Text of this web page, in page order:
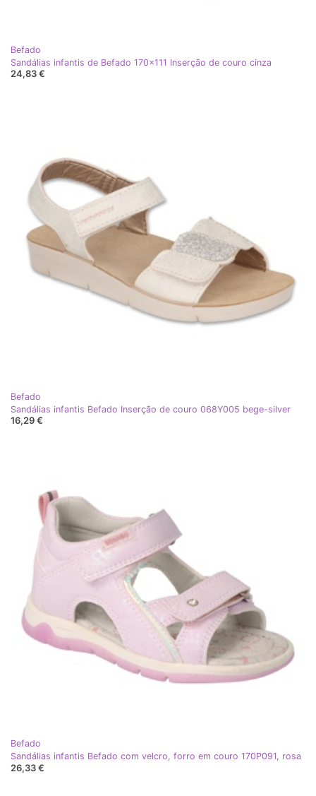
Befado
Sandálias infantis de Befado 170x111 Inserção de couro cinza
24,83 €
Befado
Sandálias infantis Befado Inserção de couro 068Y005 bege-silver
16,29 €
Befado
Sandálias infantis Befado com velcro, forro em couro 170P091, rosa
26,33 €